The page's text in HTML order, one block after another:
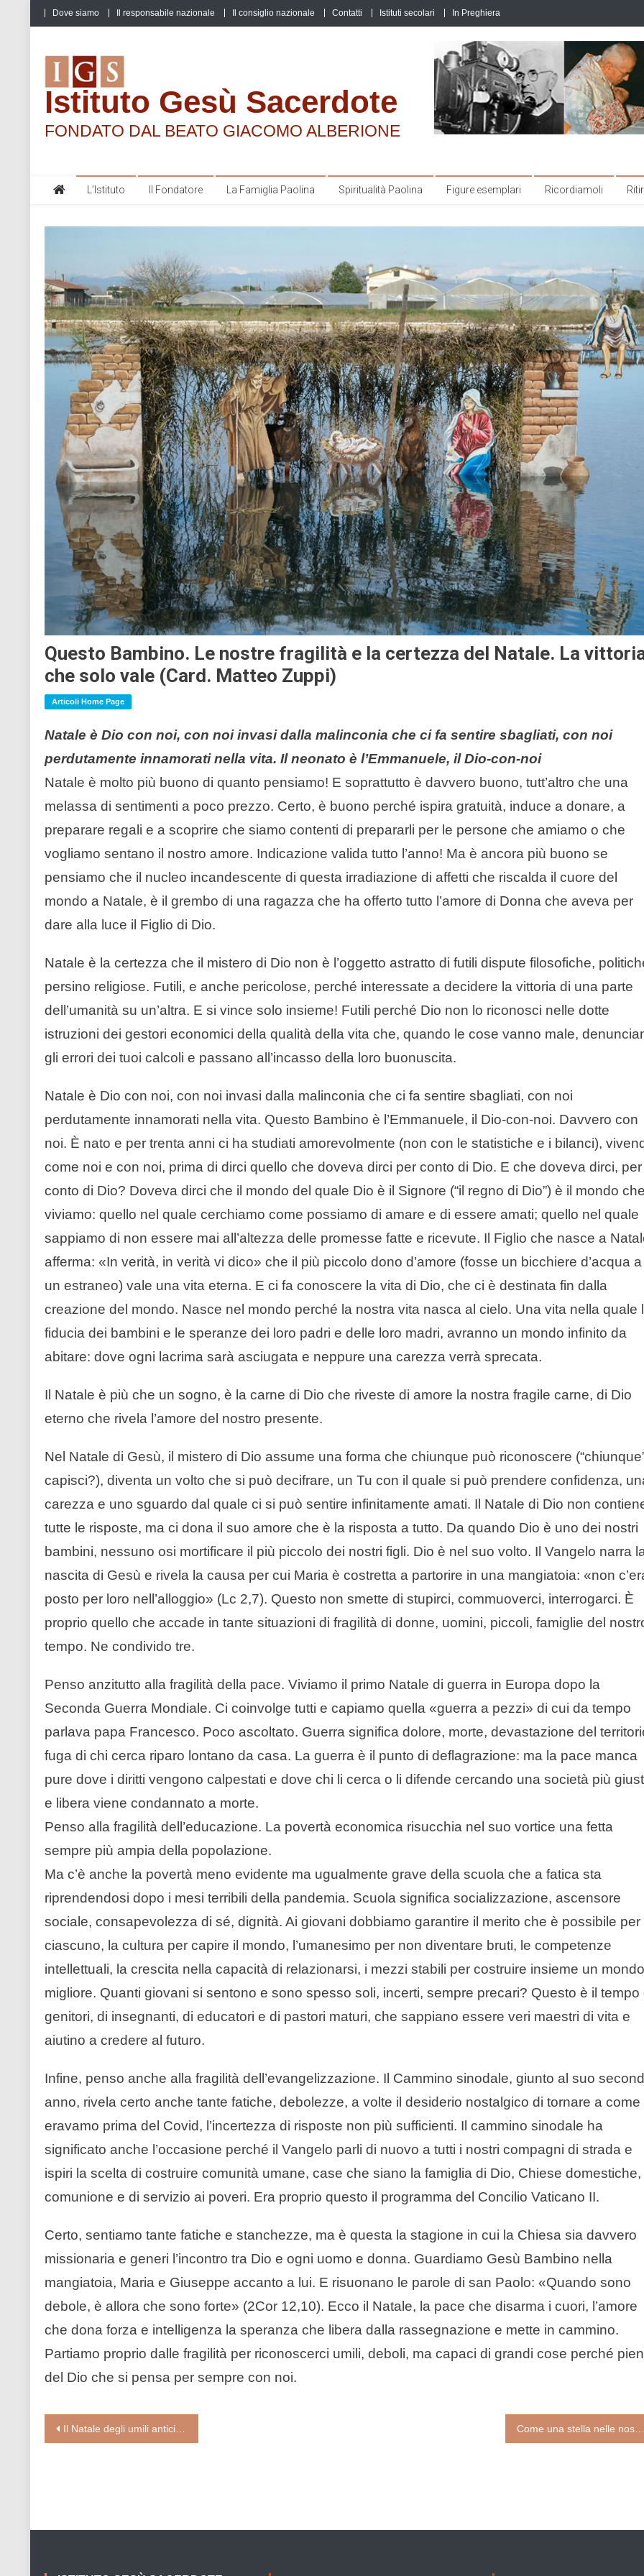
Skip
to
Dove siamo Il responsabile nazionale Il consiglio nazionale Contatti Istituti secolari In Preghiera
Istituto Gesù Sacerdote
FONDATO DAL BEATO GIACOMO ALBERIONE
L’Istituto Il Fondatore La Famiglia Paolina Spiritualità Paolina Figure esemplari Ricordiamoli
Questo Bambino. Le nostre fragilità e la certezza del Natale. La
che solo vale (Card. Matteo Zuppi)
Articoli Home Page
Natale è Dio con noi, con noi invasi dalla malinconia che ci fa sentire sbagliati, con noi
perdutamente innamorati nella vita. Il neonato è l’Emmanuele, il Dio-con-noi
Natale è molto più buono di quanto pensiamo! E soprattutto è davvero buono, tutt’altro che una
melassa di sentimenti a poco prezzo. Certo, è buono perché ispira gratuità, induce a donare, a
preparare regali e a scoprire che siamo contenti di prepararli per le persone che amiamo o che
vogliamo sentano il nostro amore. Indicazione valida tutto l’anno! Ma è ancora più buono se
pensiamo che il nucleo incandescente di questa irradiazione di affetti che riscalda il cuore del
mondo a Natale, è il grembo di una ragazza che ha offerto tutto l’amore di Donna che aveva per
dare alla luce il Figlio di Dio.
Natale è la certezza che il mistero di Dio non è l’oggetto astratto di futili dispute filosofiche,
persino religiose. Futili, e anche pericolose, perché interessate a decidere la vittoria di una parte
dell’umanità su un’altra. E si vince solo insieme! Futili perché Dio non lo riconosci nelle dotte
istruzioni dei gestori economici della qualità della vita che, quando le cose vanno male,
gli errori dei tuoi calcoli e passano all’incasso della loro buonuscita.
Natale è Dio con noi, con noi invasi dalla malinconia che ci fa sentire sbagliati, con noi
perdutamente innamorati nella vita. Questo Bambino è l’Emmanuele, il Dio-con-noi. Davvero con
noi. È nato e per trenta anni ci ha studiati amorevolmente (non con le statistiche e i bilanci),
come noi e con noi, prima di dirci quello che doveva dirci per conto di Dio. E che doveva dirci, per
conto di Dio? Doveva dirci che il mondo del quale Dio è il Signore (“il regno di Dio”) è il mondo
viviamo: quello nel quale cerchiamo come possiamo di amare e di essere amati; quello nel quale
sappiamo di non essere mai all’altezza delle promesse fatte e ricevute. Il Figlio che nasce a
afferma: «In verità, in verità vi dico» che il più piccolo dono d’amore (fosse un bicchiere d’acqua a
un estraneo) vale una vita eterna. E ci fa conoscere la vita di Dio, che ci è destinata fin dalla
creazione del mondo. Nasce nel mondo perché la nostra vita nasca al cielo. Una vita nella quale
fiducia dei bambini e le speranze dei loro padri e delle loro madri, avranno un mondo infinito da
abitare: dove ogni lacrima sarà asciugata e neppure una carezza verrà sprecata.
Il Natale è più che un sogno, è la carne di Dio che riveste di amore la nostra fragile carne, di Dio
eterno che rivela l’amore del nostro presente.
Nel Natale di Gesù, il mistero di Dio assume una forma che chiunque può riconoscere
capisci?), diventa un volto che si può decifrare, un Tu con il quale si può prendere confidenza,
carezza e uno sguardo dal quale ci si può sentire infinitamente amati. Il Natale di Dio non
tutte le risposte, ma ci dona il suo amore che è la risposta a tutto. Da quando Dio è uno dei nostri
bambini, nessuno osi mortificare il più piccolo dei nostri figli. Dio è nel suo volto. Il Vangelo narra
nascita di Gesù e rivela la causa per cui Maria è costretta a partorire in una mangiatoia: «non
posto per loro nell’alloggio» (Lc 2,7). Questo non smette di stupirci, commuoverci, interrogarci. È
proprio quello che accade in tante situazioni di fragilità di donne, uomini, piccoli, famiglie del
tempo. Ne condivido tre.
Penso anzitutto alla fragilità della pace. Viviamo il primo Natale di guerra in Europa dopo la
Seconda Guerra Mondiale. Ci coinvolge tutti e capiamo quella «guerra a pezzi» di cui da tempo
parlava papa Francesco. Poco ascoltato. Guerra significa dolore, morte, devastazione del
fuga di chi cerca riparo lontano da casa. La guerra è il punto di deflagrazione: ma la pace manca
pure dove i diritti vengono calpestati e dove chi li cerca o li difende cercando una società più
e libera viene condannato a morte.
Penso alla fragilità dell’educazione. La povertà economica risucchia nel suo vortice una fetta
sempre più ampia della popolazione.
Ma c’è anche la povertà meno evidente ma ugualmente grave della scuola che a fatica sta
riprendendosi dopo i mesi terribili della pandemia. Scuola significa socializzazione, ascensore
sociale, consapevolezza di sé, dignità. Ai giovani dobbiamo garantire il merito che è possibile per
ciascuno, la cultura per capire il mondo, l’umanesimo per non diventare bruti, le competenze
intellettuali, la crescita nella capacità di relazionarsi, i mezzi stabili per costruire insieme un mondo
migliore. Quanti giovani si sentono e sono spesso soli, incerti, sempre precari? Questo è il tempo
genitori, di insegnanti, di educatori e di pastori maturi, che sappiano essere veri maestri di vita e
aiutino a credere al futuro.
Infine, penso anche alla fragilità dell’evangelizzazione. Il Cammino sinodale, giunto al suo
anno, rivela certo anche tante fatiche, debolezze, a volte il desiderio nostalgico di tornare a come
eravamo prima del Covid, l’incertezza di risposte non più sufficienti. Il cammino sinodale ha
significato anche l’occasione perché il Vangelo parli di nuovo a tutti i nostri compagni di strada e
ispiri la scelta di costruire comunità umane, case che siano la famiglia di Dio, Chiese domestiche,
comunione e di servizio ai poveri. Era proprio questo il programma del Concilio Vaticano II.
Certo, sentiamo tante fatiche e stanchezze, ma è questa la stagione in cui la Chiesa sia davvero
missionaria e generi l’incontro tra Dio e ogni uomo e donna. Guardiamo Gesù Bambino nella
mangiatoia, Maria e Giuseppe accanto a lui. E risuonano le parole di san Paolo: «Quando sono
debole, è allora che sono forte» (2Cor 12,10). Ecco il Natale, la pace che disarma i cuori, l’amore
che dona forza e intelligenza la speranza che libera dalla rassegnazione e mette in cammino.
Partiamo proprio dalle fragilità per riconoscerci umili, deboli, ma capaci di grandi cose perché
del Dio che si pensa per sempre con noi.
Navigazione
Il Natale degli umili anticipa il Regno dei cieli (Card. Matteo Zuppi) Come una stella nelle nostre mani vuote: il vero presepio è dentro noi ( José Tolentino de Mendonça)